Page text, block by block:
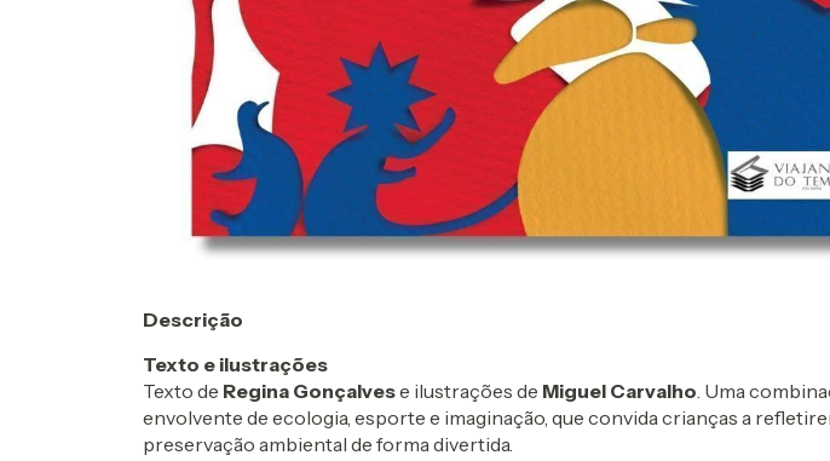
Descrição
Texto e ilustrações
Texto de Regina Gonçalvese ilustrações de Miguel Carvalho . Uma
envolvente de ecologia, esporte e imaginação, que convida crianças a
preservação ambiental de forma divertida.